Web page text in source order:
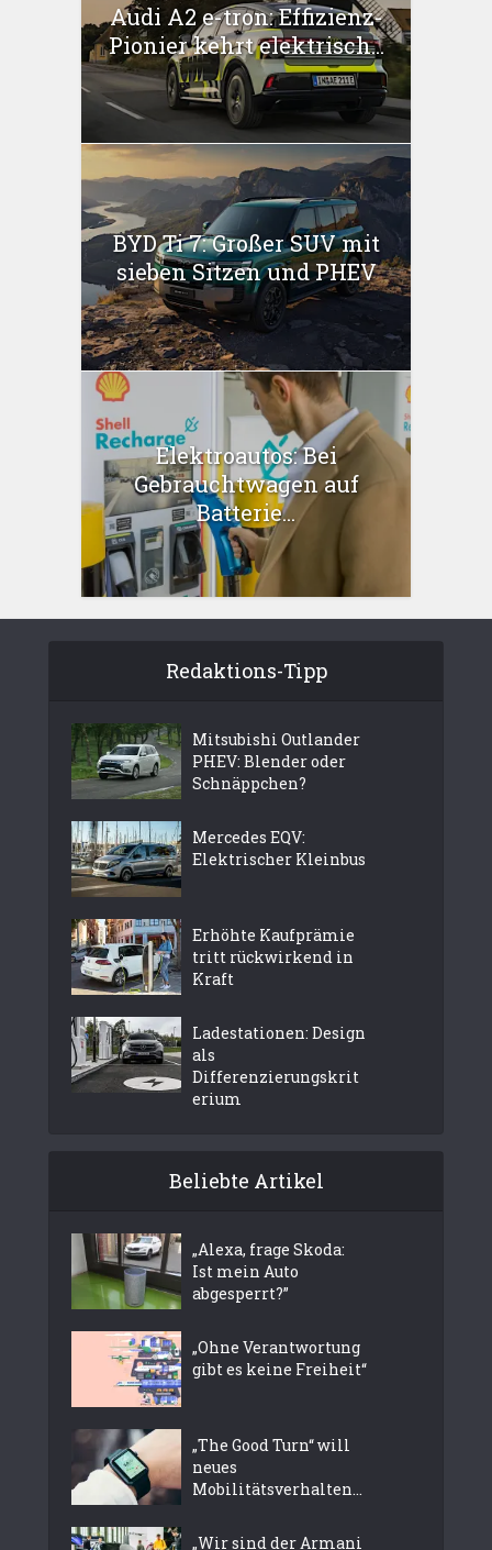
Audi A2 e-tron: Effizienz-
Pionier kehrt elektrisch...
BYD Ti 7: Großer SUV mit
sieben Sitzen und PHEV
Elektroautos: Bei
Gebrauchtwagen auf
Batterie...
Redaktions-Tipp
Mitsubishi Outlander
PHEV: Blender oder
Schnäppchen?
Mercedes EQV:
Elektrischer Kleinbus
Erhöhte Kaufprämie
tritt rückwirkend in
Kraft
Ladestationen: Design
als
Differenzierungskrit
erium
Beliebte Artikel
„Alexa, frage Skoda:
Ist mein Auto
abgesperrt?”
„Ohne Verantwortung
gibt es keine Freiheit“
„The Good Turn“ will
neues
Mobilitätsverhalten...
„Wir sind der Armani